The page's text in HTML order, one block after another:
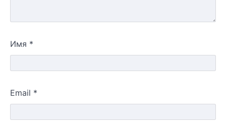
Имя *
Email *